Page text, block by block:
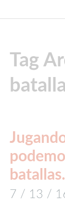
Tag
batallas.
7 / 13 /